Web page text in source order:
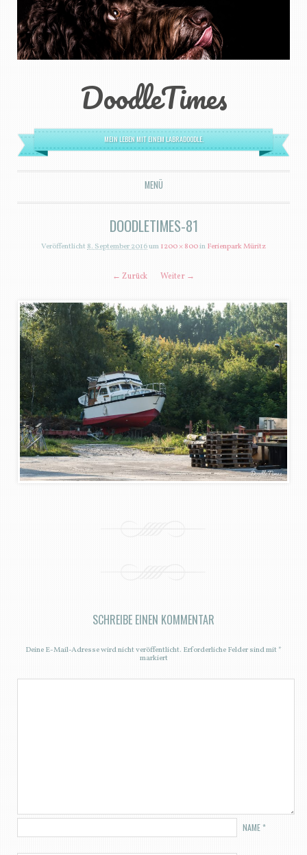
DoodleTimes
MEIN LEBEN MIT EINEM LABRADOODLE.
MENÜ
ZUM INHALT SPRINGEN
DOODLETIMES-81
Veröffentlicht8. September 2016um1200 × 800inFerienpark Müritz
← Zurück Weiter →
SCHREIBE EINEN KOMMENTAR
Deine E-Mail-Adresse wird nicht veröffentlicht. Erforderliche Felder sind mit*
markiert
NAME*